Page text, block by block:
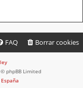
Borrar cookies
FAQ
phpBB Limited